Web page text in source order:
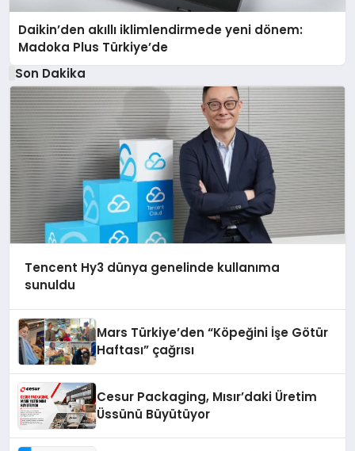
Daikin’den akıllı iklimlendirmede yeni dönem:
Madoka Plus Türkiye’de
Son Dakika
Tencent Hy3 dünya genelinde kullanıma
sunuldu
Mars Türkiye’den “Köpeğini İşe Götür
Haftası” çağrısı
Cesur Packaging, Mısır’daki Üretim
Üssünü Büyütüyor